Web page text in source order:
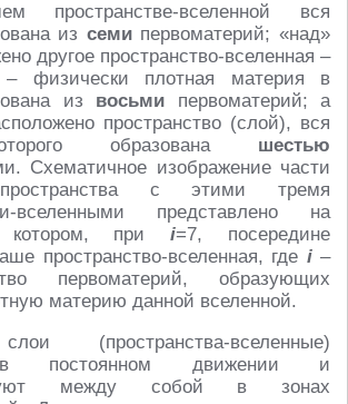
пространстве-вселенной вся
из семипервоматерий; «над»
другое пространство-вселенная –
физически плотная материя в
из восьми первоматерий; а
пространство (слой), вся
образована шестью
Схематичное изображение части
пространства с этими тремя
вселенными представлено на
котором, приi=7, посередине
пространство-вселенная, где i–
первоматерий, образующих
материю данной вселенной.
(пространства-вселенные)
в постоянном движении и
между собой в зонах